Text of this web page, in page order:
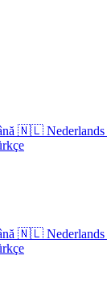
🇳🇱 Nederlands
🇳🇱 Nederlands